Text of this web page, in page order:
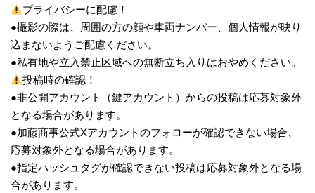
プライバシーに配慮！
●撮影の際は、周囲の方の顔や車両ナンバー、個人情報が映り
込まないようご配慮ください。
●私有地や立入禁止区域への無断立ち入りはおやめください。
投稿時の確認！
●非公開アカウント（鍵アカウント）からの投稿は応募対象外
となる場合があります。
●加藤商事公式Xアカウントのフォローが確認できない場合、
応募対象外となる場合があります。
●指定ハッシュタグが確認できない投稿は応募対象外となる場
合があります。